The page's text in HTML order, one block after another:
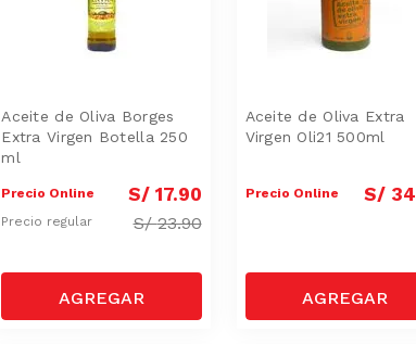
Aceite de Oliva Borges
Extra Virgen Botella 250
ml
Precio Online S/ 17.90
Precio regular S/23.90
Aceite de Oliva Extra
Virgen Oli21 500ml
Precio Online S/ 34